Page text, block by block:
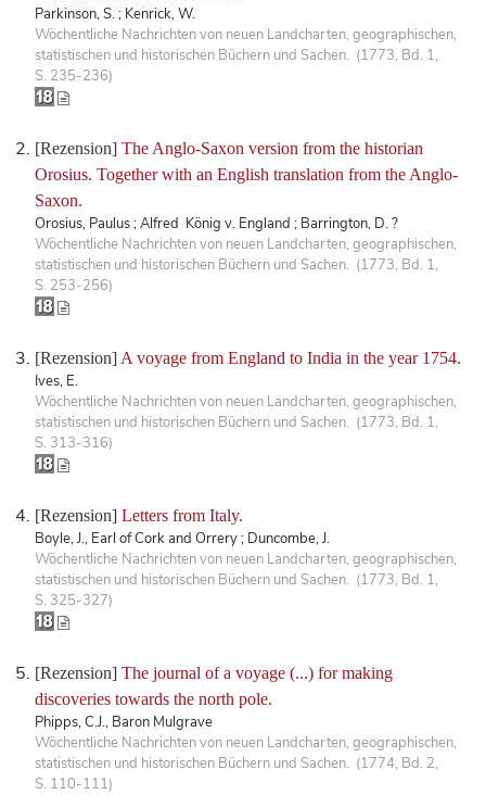
Parkinson, S. ; Kenrick, W.
Wöchentliche Nachrichten von neuen Landcharten, geographischen,
statistischen und historischen Büchern und Sachen. (1773, Bd. 1,
S. 235-236)
[Rezension] The Anglo-Saxon version from the historian
Orosius. Together with an English translation from the Anglo-
Saxon.
Orosius, Paulus ; Alfred König v. England ; Barrington, D. ?
Wöchentliche Nachrichten von neuen Landcharten, geographischen,
statistischen und historischen Büchern und Sachen. (1773, Bd. 1,
S. 253-256)
[Rezension] A voyage from England to India in the year 1754.
Ives, E.
Wöchentliche Nachrichten von neuen Landcharten, geographischen,
statistischen und historischen Büchern und Sachen. (1773, Bd. 1,
S. 313-316)
[Rezension] Letters from Italy.
Boyle, J., Earl of Cork and Orrery ; Duncombe, J.
Wöchentliche Nachrichten von neuen Landcharten, geographischen,
statistischen und historischen Büchern und Sachen. (1773, Bd. 1,
S. 325-327)
[Rezension] The journal of a voyage (...) for making
discoveries towards the north pole.
Phipps, C.J., Baron Mulgrave
Wöchentliche Nachrichten von neuen Landcharten, geographischen,
statistischen und historischen Büchern und Sachen. (1774, Bd. 2,
S. 110-111)